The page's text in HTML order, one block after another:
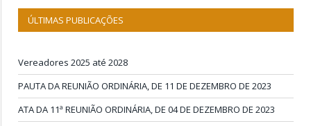
ÚLTIMAS PUBLICAÇÕES
Vereadores 2025 até 2028
PAUTA DA REUNIÃO ORDINÁRIA, DE 11 DE DEZEMBRO DE 2023
ATA DA 11ª REUNIÃO ORDINÁRIA, DE 04 DE DEZEMBRO DE 2023